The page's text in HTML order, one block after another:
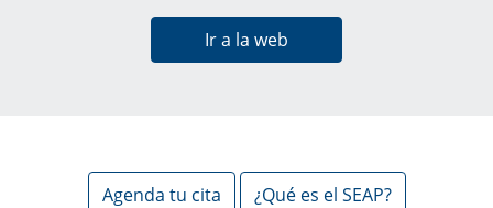
Ir a la web
Agenda tu cita ¿Qué es el SEAP?